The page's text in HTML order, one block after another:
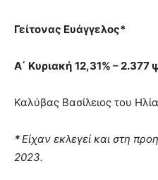
Γείτονας Ευάγγελος*
Α΄ Κυριακή 12,31% – 2.377
Καλύβας Βασίλειος του
*Είχαν εκλεγεί και στη
2023.